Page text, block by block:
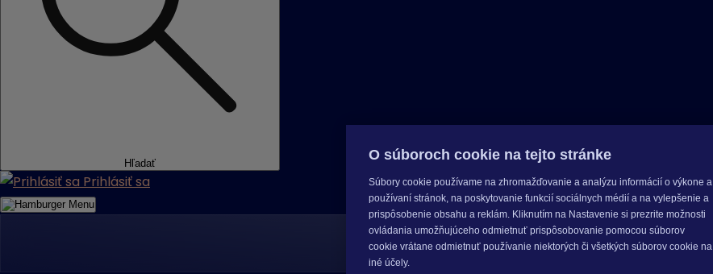
Hľadať
Prihlásiť sa
Menu
O súboroch cookie na tejto stránke
Súbory cookie používame na zhromažďovanie a analýzu informácií o výkone a
používaní stránok, na poskytovanie funkcií sociálnych médií a na vylepšenie a
prispôsobenie obsahu a reklám. Kliknutím na Nastavenie si prezrite možnosti
ovládania umožňujúceho odmietnuť prispôsobovanie pomocou súborov
cookie vrátane odmietnuť používanie niektorých či všetkých súborov cookie na
iné účely.